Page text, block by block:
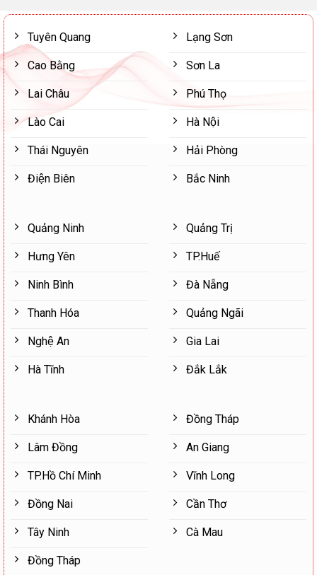
Tuyên Quang
Cao Bằng
Lai Châu
Lào Cai
Thái Nguyên
Điện Biên
Lạng Sơn
Sơn La
Phú Thọ
Hà Nội
Hải Phòng
Bắc Ninh
Quảng Ninh
Hưng Yên
Ninh Bình
Thanh Hóa
Nghệ An
Hà Tĩnh
Quảng Trị
TP.Huế
Đà Nẵng
Quảng Ngãi
Gia Lai
Đắk Lắk
Khánh Hòa
Lâm Đồng
TP.Hồ Chí Minh
Đồng Nai
Tây Ninh
Đồng Tháp
Đồng Tháp
An Giang
Vĩnh Long
Cần Thơ
Cà Mau